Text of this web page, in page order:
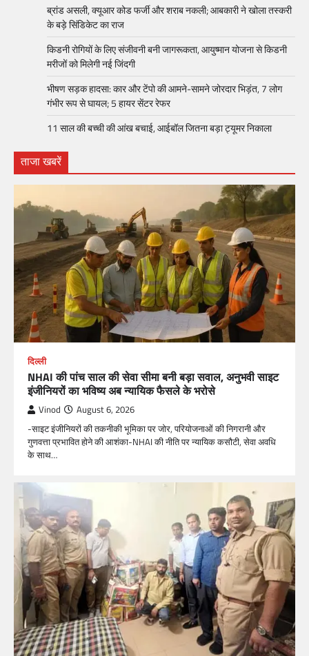
ब्रांड असली, क्यूआर कोड फर्जी और शराब नकली; आबकारी ने खोला तस्करी
के बड़े सिंडिकेट का राज
किडनी रोगियों के लिए संजीवनी बनी जागरूकता, आयुष्मान योजना से किडनी
मरीजों को मिलेगी नई जिंदगी
भीषण सड़क हादसा: कार और टेंपो की आमने-सामने जोरदार भिड़ंत, 7 लोग
गंभीर रूप से घायल; 5 हायर सेंटर रेफर​
11 साल की बच्ची की आंख बचाई, आईबॉल जितना बड़ा ट्यूमर निकाला
ताजा खबरें
दिल्ली
NHAI की पांच साल की सेवा सीमा बनी बड़ा सवाल, अनुभवी साइट
इंजीनियरों का भविष्य अब न्यायिक फैसले के भरोसे
Vinod August 6, 2026
-साइट इंजीनियरों की तकनीकी भूमिका पर जोर, परियोजनाओं की निगरानी और
गुणवत्ता प्रभावित होने की आशंका-NHAI की नीति पर न्यायिक कसौटी, सेवा अवधि
के साथ…